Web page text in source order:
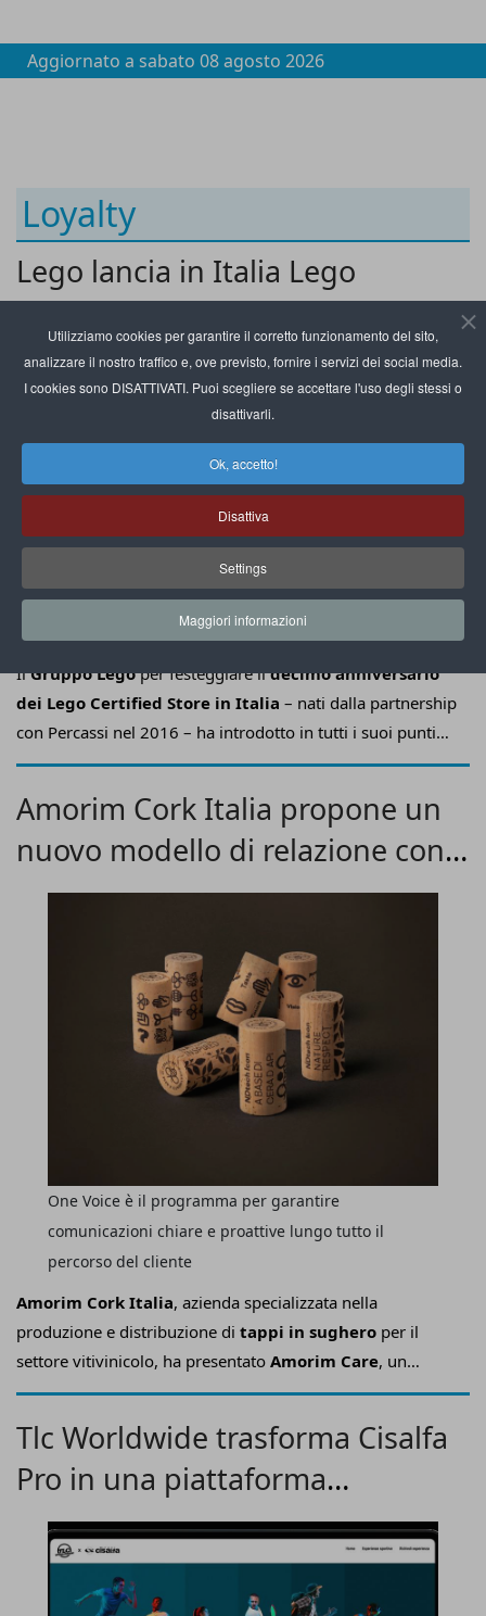
Utilizziamo cookies per garantire il corretto funzionamento del sito,
analizzare il nostro traffico e, ove previsto, fornire i servizi dei social media.
I cookies sono DISATTIVATI. Puoi scegliere se accettare l'uso degli stessi o
disattivarli.
Ok, accetto!
Disattiva
Settings
Maggiori informazioni
Aggiornato a sabato 08 agosto 2026
Loyalty
Lego lancia in Italia Lego
Insiders, il suo programma
fedeltà globale
IlGruppo Legoper festeggiare ildecimo anniversario
dei Lego Certified Store in Italia – nati dalla partnership
con Percassi nel 2016 – ha introdotto in tutti i suoi punti
venditaLego Insiders, ilprogramma fedeltà globale,
giocare.
Amorim Cork Italia propone un
nuovo modello di relazione con i
clienti
Amorim Cork Italia, azienda specializzata nella
produzione e distribuzione di tappi in sughero per il
settore vitivinicolo, ha presentato Amorim Care, un
modello che punta a trasformare il concetto di assistenza
One Voice è il programma per garantire
comunicazioni chiare e proattive lungo tutto il
percorso del cliente
Tlc Worldwide trasforma Cisalfa
Pro in una piattaforma
esperienziale